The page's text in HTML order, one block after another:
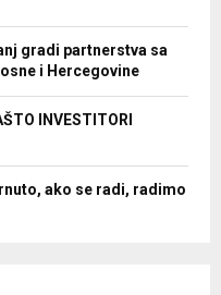
gradi partnerstva sa
i Hercegovine
INVESTITORI
ako se radi, radimo